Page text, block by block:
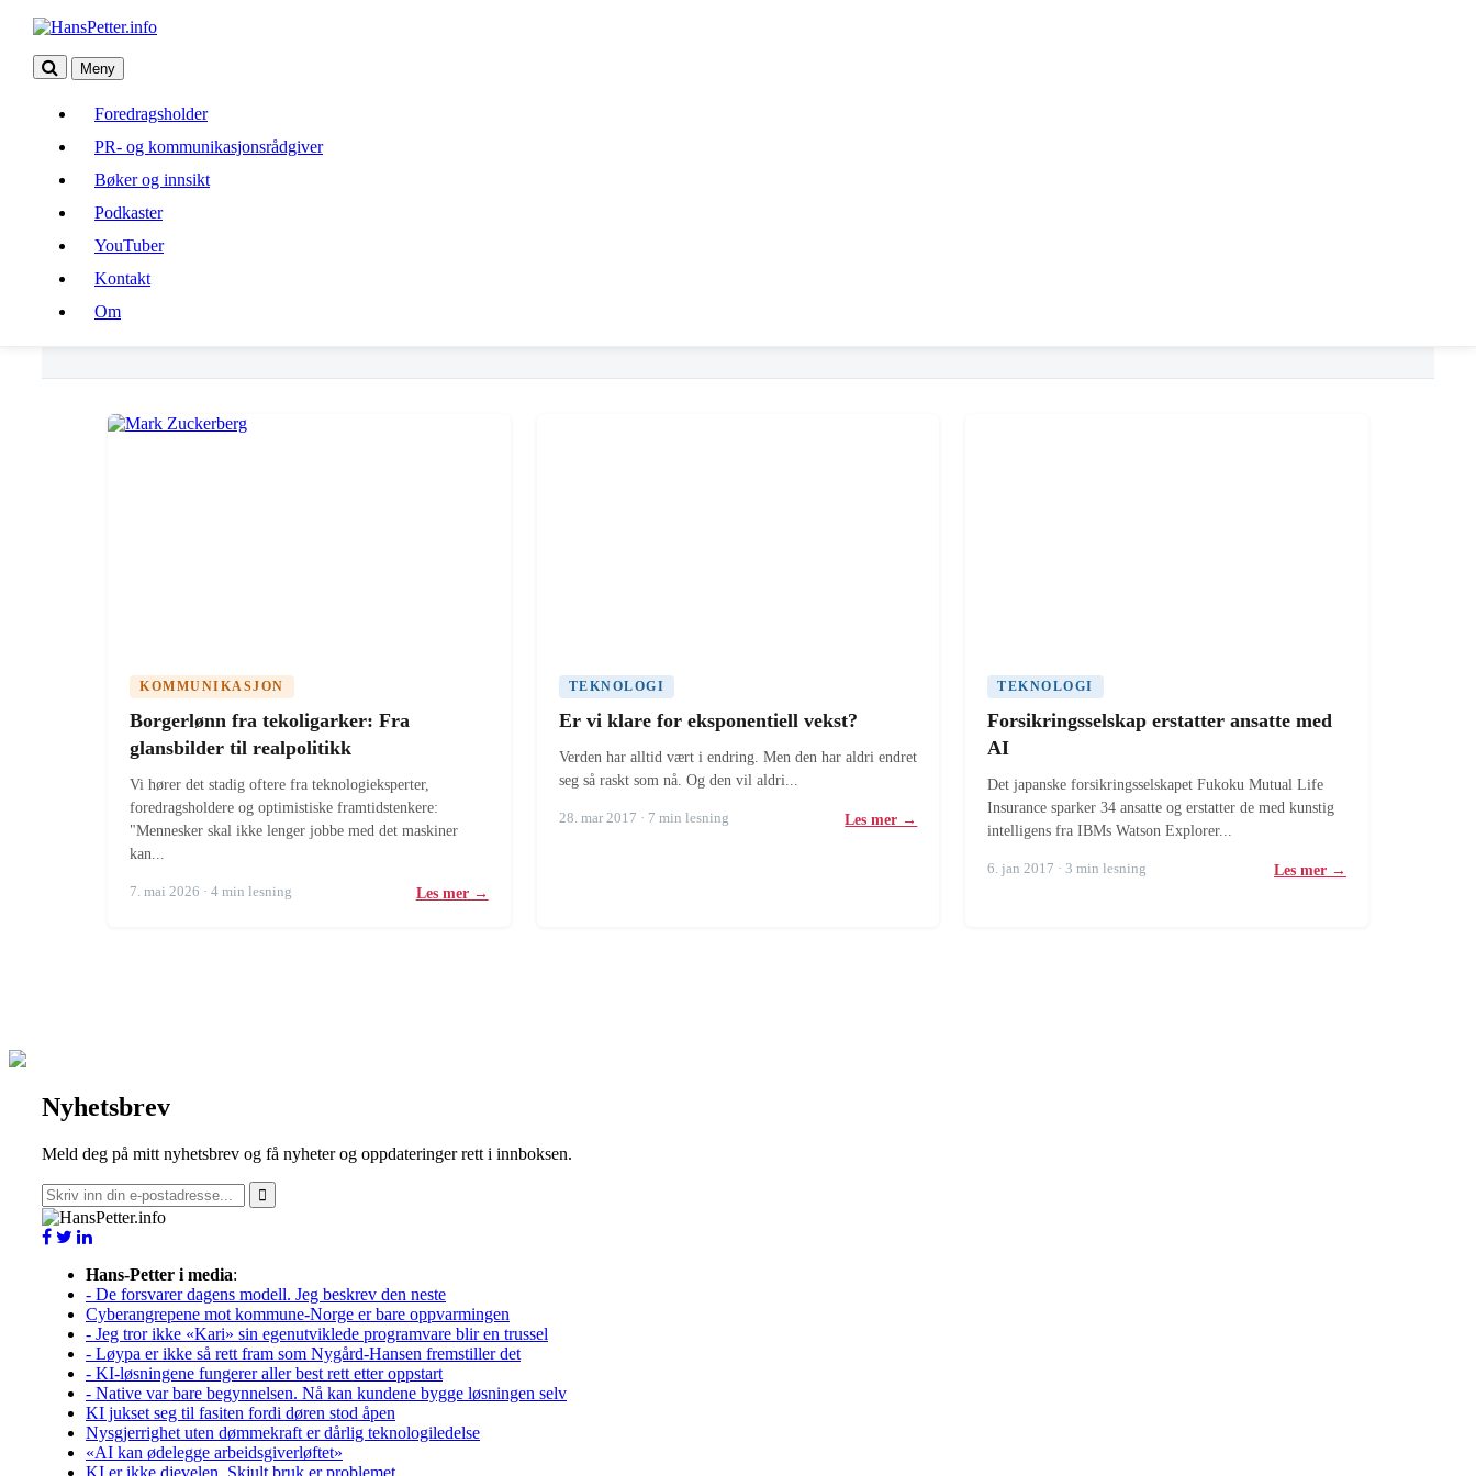
Meny
Foredragsholder
PR- og kommunikasjonsrådgiver
Bøker og innsikt
Podkaster
YouTuber
Kontakt
Om
Foredragsholder
PR- og kommunikasjonsrådgiver
Bøker og innsikt
YouTuber
Kontakt
borgerlønn
KOMMUNIKASJON
Borgerlønn fra tekoligarker: Fra
glansbilder til realpolitikk
Vi hører det stadig oftere fra teknologieksperter,
foredragsholdere og optimistiske framtidstenkere:
"Mennesker skal ikke lenger jobbe med det maskiner
kan...
7. mai 2026 · 4 min lesning Les mer →
TEKNOLOGI
Er vi klare for eksponentiell vekst?
Verden har alltid vært i endring. Men den har aldri endret
seg så raskt som nå. Og den vil aldri...
28. mar 2017 · 7 min lesning Les mer →
TEKNOLOGI
Forsikringsselskap erstatter ansatte med
AI
Det japanske forsikringsselskapet Fukoku Mutual Life
Insurance sparker 34 ansatte og erstatter de med kunstig
intelligens fra IBMs Watson Explorer...
6. jan 2017 · 3 min lesning Les mer →
Nyhetsbrev
Meld deg på mitt nyhetsbrev og få nyheter og oppdateringer rett i innboksen.
Hans-Petter i media:
- De forsvarer dagens modell. Jeg beskrev den neste
Cyberangrepene mot kommune-Norge er bare oppvarmingen
- Jeg tror ikke «Kari» sin egenutviklede programvare blir en trussel
- Løypa er ikke så rett fram som Nygård-Hansen fremstiller det
- KI-løsningene fungerer aller best rett etter oppstart
- Native var bare begynnelsen. Nå kan kundene bygge løsningen selv
KI jukset seg til fasiten fordi døren stod åpen
Nysgjerrighet uten dømmekraft er dårlig teknologiledelse
«AI kan ødelegge arbeidsgiverløftet»
KI er ikke djevelen. Skjult bruk er problemet.